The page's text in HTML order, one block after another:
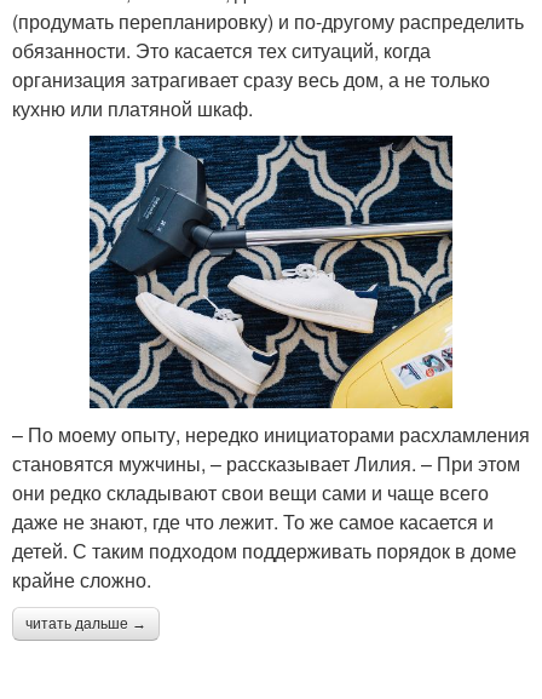
(продумать перепланировку) и по-другому распределить
обязанности. Это касается тех ситуаций, когда
организация затрагивает сразу весь дом, а не только
кухню или платяной шкаф.
– По моему опыту, нередко инициаторами расхламления
становятся мужчины, – рассказывает Лилия. – При этом
они редко складывают свои вещи сами и чаще всего
даже не знают, где что лежит. То же самое касается и
детей. С таким подходом поддерживать порядок в доме
крайне сложно.
читать дальше →